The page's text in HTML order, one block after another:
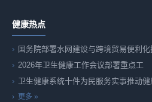
健康热点
国务院部署水网建设与跨境贸易便利化
2026年卫生健康工作会议部署重点工
卫生健康系统十件为民服务实事推动健
更多 »